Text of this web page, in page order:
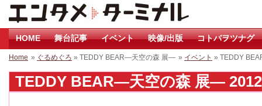
HOME 舞台記事 イベント 映像/出版 コトバヲツナグ
Home » ぐるめぐろ » TEDDY BEAR―天空の森 展― » イベント » TEDDY
TEDDY BEAR―天空の森 展―